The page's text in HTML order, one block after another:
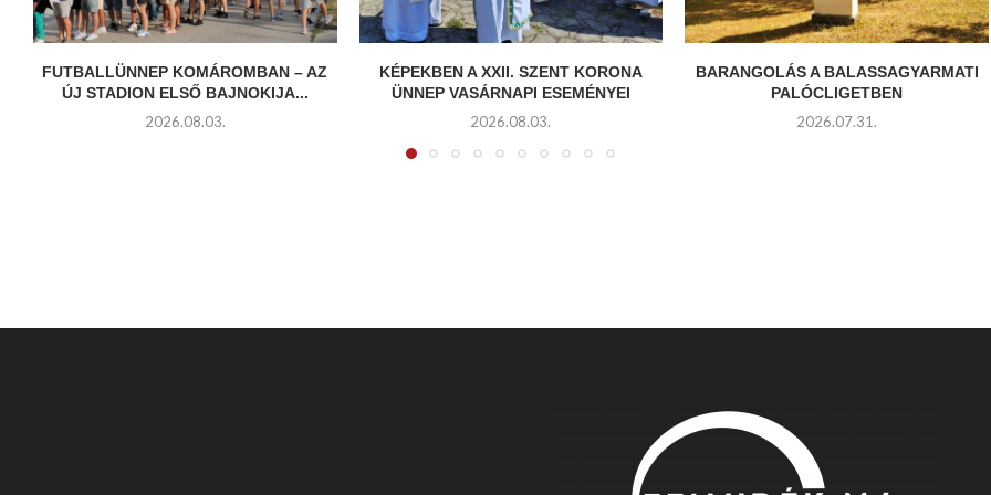
FUTBALLÜNNEP KOMÁROMBAN – AZ
ÚJ STADION ELSŐ BAJNOKIJA...
2026.08.03.
KÉPEKBEN A XXII. SZENT KORONA
ÜNNEP VASÁRNAPI ESEMÉNYEI
2026.08.03.
BARANGOLÁS A BALASSAGYARMATI
PALÓCLIGETBEN
2026.07.31.